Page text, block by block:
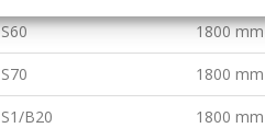
S60 1800 mm
S70 1800 mm
S1/B20 1800 mm